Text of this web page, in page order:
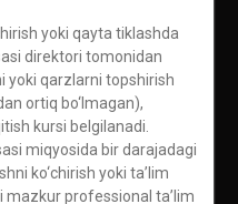
yoki qayta tiklashda
direktori tomonidan
yoki qarzlarni topshirish
ortiq bo‘lmagan),
kursi belgilanadi.
miqyosida bir darajadagi
ko‘chirish yoki ta’lim
mazkur professional ta’lim